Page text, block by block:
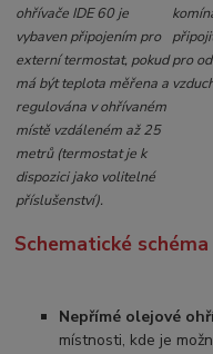
ohřívače IDE 60 je
vybaven připojením pro
externí termostat, pokud
má být teplota měřena a
regulována v ohřívaném
místě vzdáleném až 25
metrů (termostat je k
dispozici jako volitelné
příslušenství).
pro
Schematické
Nepřímé olejové
místnosti, kde je